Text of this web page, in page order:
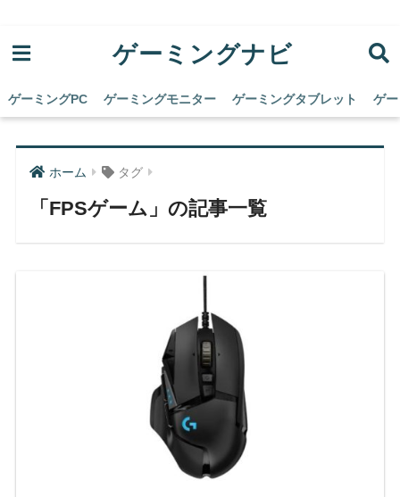
ゲーミングナビ
ゲーミングPC ゲーミングモニター ゲーミングタブレット ゲ
ホーム タグ
「FPSゲーム」の記事一覧